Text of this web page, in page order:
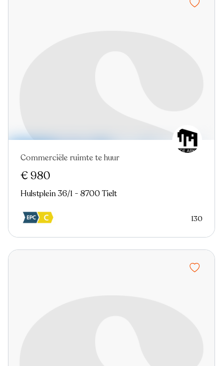
Nieuw
Commerciële ruimte te huur
€ 980
Hulstplein 36/1 - 8700 Tielt
130